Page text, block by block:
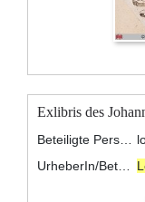
Exlibris des